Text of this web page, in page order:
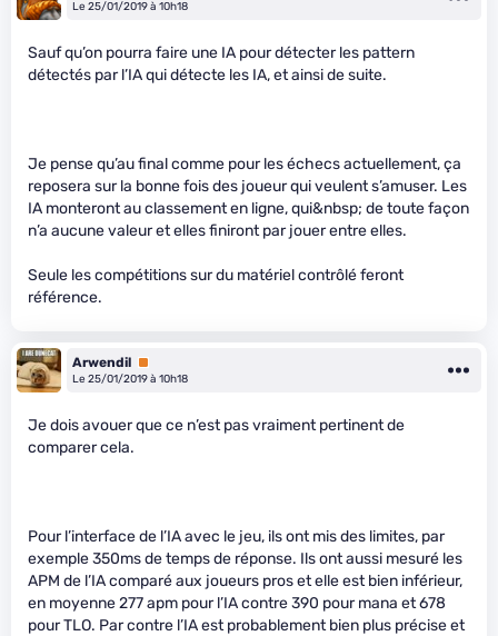
Le 25/01/2019 à 10h18
Sauf qu’on pourra faire une IA pour détecter les pattern
détectés par l’IA qui détecte les IA, et ainsi de suite.
Je pense qu’au final comme pour les échecs actuellement, ça
reposera sur la bonne fois des joueur qui veulent s’amuser. Les
IA monteront au classement en ligne, qui&nbsp; de toute façon
n’a aucune valeur et elles finiront par jouer entre elles.
Seule les compétitions sur du matériel contrôlé feront
référence.
Arwendil Premium
Le 25/01/2019 à 10h18
Je dois avouer que ce n’est pas vraiment pertinent de
comparer cela.
Pour l’interface de l’IA avec le jeu, ils ont mis des limites, par
exemple 350ms de temps de réponse. Ils ont aussi mesuré les
APM de l’IA comparé aux joueurs pros et elle est bien inférieur,
en moyenne 277 apm pour l’IA contre 390 pour mana et 678
pour TLO. Par contre l’IA est probablement bien plus précise et